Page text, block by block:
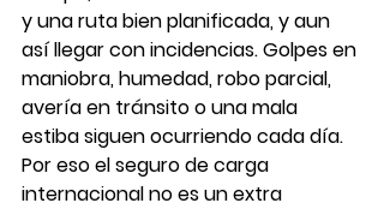
y una ruta bien planificada, y aun
así llegar con incidencias. Golpes en
maniobra, humedad, robo parcial,
avería en tránsito o una mala
estiba siguen ocurriendo cada día.
Por eso el seguro de carga
internacional no es un extra